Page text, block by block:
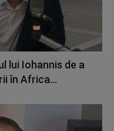
lui Iohannis de a
în Africa...